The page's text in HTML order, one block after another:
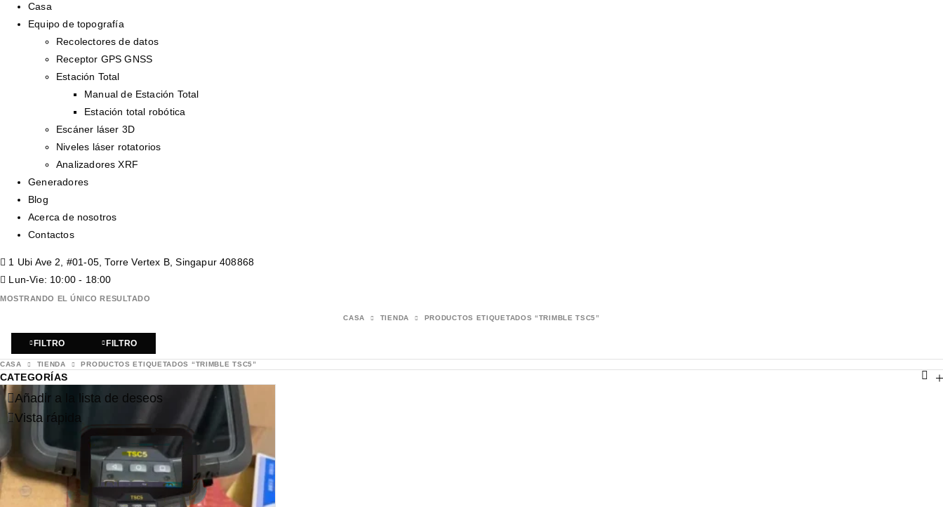
Casa
Equipo de topografía
Recolectores de datos
Receptor GPS GNSS
Estación Total
Manual de Estación Total
Estación total robótica
Escáner láser 3D
Niveles láser rotatorios
Analizadores XRF
Generadores
Blog
Acerca de nosotros
Contactos
1 Ubi Ave 2, #01-05, Torre Vertex B, Singapur 408868
Lun-Vie: 10:00 - 18:00
MOSTRANDO EL ÚNICO RESULTADO
CASA TIENDA PRODUCTOS ETIQUETADOS “TRIMBLE TSC5”
FILTRO FILTRO
CASA TIENDA PRODUCTOS ETIQUETADOS “TRIMBLE TSC5”
CATEGORÍAS
Añadir a la lista de deseos
Vista rápida